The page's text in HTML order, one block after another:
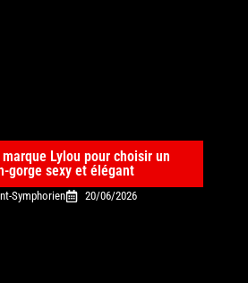
marque Lylou pour choisir un
gorge sexy et élégant
Symphorien 20/06/2026